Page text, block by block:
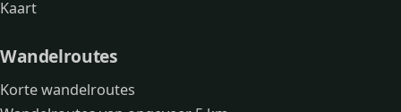
Kaart
Wandelroutes
Korte wandelroutes